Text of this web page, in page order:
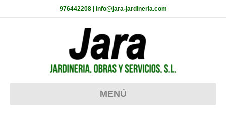
976442208 | info@jara-jardineria.com
MENÚ